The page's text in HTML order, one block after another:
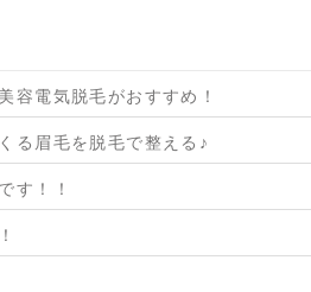
容電気脱毛がおすすめ！
る眉毛を脱毛で整える♪
す！！